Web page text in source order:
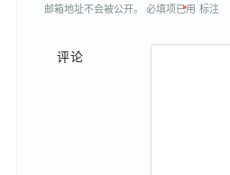
邮箱地址不会被公开。 必填项已用
* 标注
评论